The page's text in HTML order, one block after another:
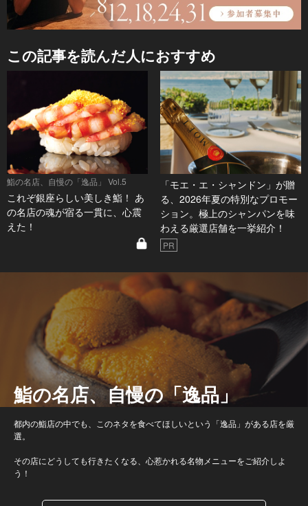
この記事を読んだ人におすすめ
鮨の名店、自慢の「逸品」 Vol.5
これぞ銀座らしい美しき鮨！ あ
の名店の魂が宿る一貫に、心震
えた！
「モエ・エ・シャンドン」が贈
る、2026年夏の特別なプロモー
ション。極上のシャンパンを味
わえる厳選店舗を一挙紹介！
PR
鮨の名店、自慢の「逸品」
都内の鮨店の中でも、このネタを食べてほしいという「逸品」がある店を厳
選。
その店にどうしても行きたくなる、心惹かれる名物メニューをご紹介しよ
う！